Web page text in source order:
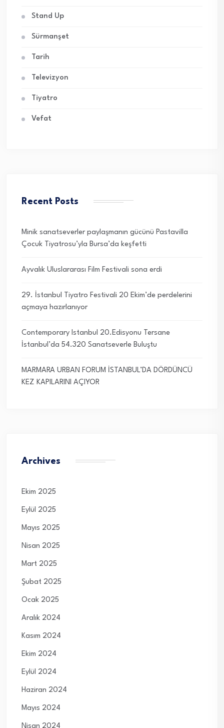
Stand Up
Sürmanşet
Tarih
Televizyon
Tiyatro
Vefat
Recent Posts
Minik sanatseverler paylaşmanın gücünü Pastavilla
Çocuk Tiyatrosu’yla Bursa’da keşfetti
Ayvalık Uluslararası Film Festivali sona erdi
29. İstanbul Tiyatro Festivali 20 Ekim’de perdelerini
açmaya hazırlanıyor
Contemporary Istanbul 20.Edisyonu Tersane
İstanbul’da 54.320 Sanatseverle Buluştu
MARMARA URBAN FORUM İSTANBUL’DA DÖRDÜNCÜ
KEZ KAPILARINI AÇIYOR
Archives
Ekim 2025
Eylül 2025
Mayıs 2025
Nisan 2025
Mart 2025
Şubat 2025
Ocak 2025
Aralık 2024
Kasım 2024
Ekim 2024
Eylül 2024
Haziran 2024
Mayıs 2024
Nisan 2024